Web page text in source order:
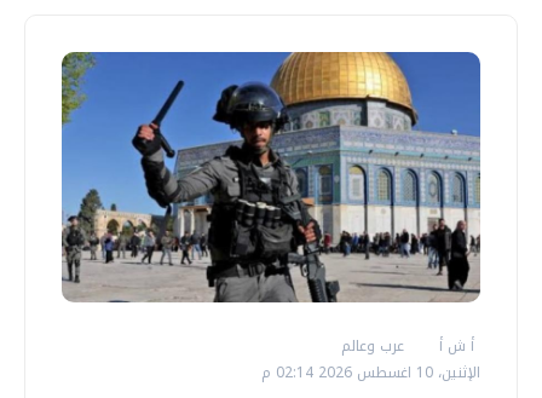
أ ش أ
عرب وعالم
الإثنين، 10 اغسطس 2026 02:14 م